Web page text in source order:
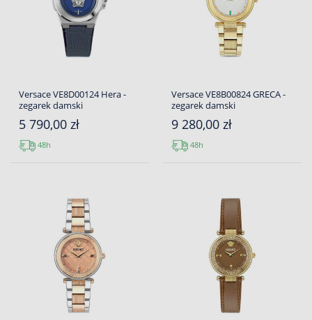
Versace VE8D00124 Hera -
zegarek damski
5 790,00 zł
48h
Versace VE8B00824 GRECA -
zegarek damski
9 280,00 zł
48h